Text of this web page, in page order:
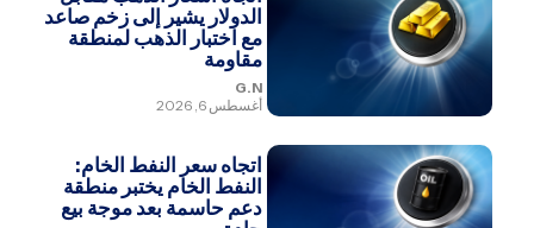
الدولار يشير إلى زخم صاعد
مع اختبار الذهب لمنطقة
مقاومة
G.N
أغسطس 6, 2026
اتجاه سعر النفط الخام:
النفط الخام يختبر منطقة
دعم حاسمة بعد موجة بيع